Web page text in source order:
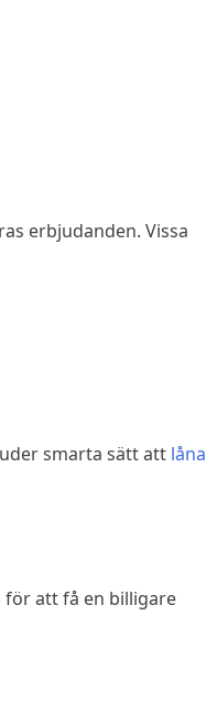
erbjudanden. Vissa
smarta sätt att låna
för att få en billigare